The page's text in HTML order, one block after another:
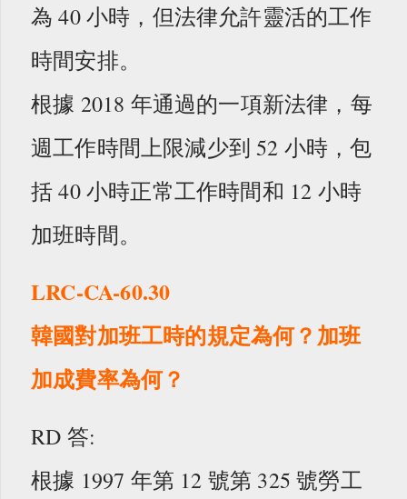
為 40 小時，但法律允許靈活的工作
時間安排。
根據 2018 年通過的一項新法律，每
週工作時間上限減少到 52 小時，包
括 40 小時正常工作時間和 12 小時
加班時間。
LRC-CA-60.30
韓國對加班工時的規定為何？加班
加成費率為何？
RD 答:
根據 1997 年第 12 號第 325 號勞工